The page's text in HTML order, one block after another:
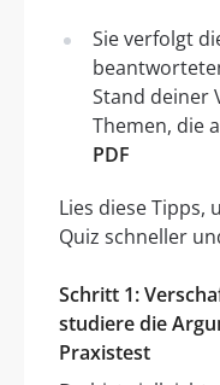
Sie verfolgt
Stand deiner
Themen, die
PDF
Lies diese Tipps,
Quiz schneller
Schritt 1:
studiere die
Praxistest